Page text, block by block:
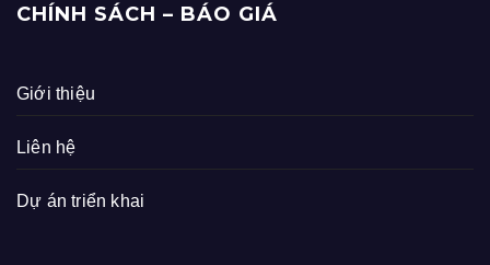
CHÍNH SÁCH – BÁO GIÁ
Giới thiệu
Liên hệ
Dự án triển khai